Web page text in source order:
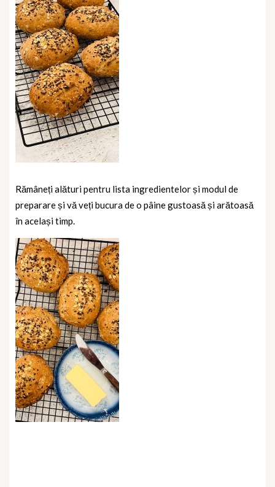
Rămâneți alături pentru lista ingredientelor și modul de
preparare și vă veți bucura de o pâine gustoasă și arătoasă
în același timp.